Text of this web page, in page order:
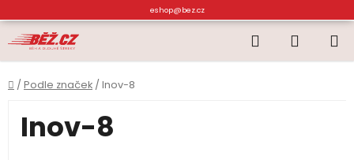
na
obsah
eshop@bez.cz
Hledat
KOŠÍK
Domů
/ Podle značek / Inov-8
Inov-8